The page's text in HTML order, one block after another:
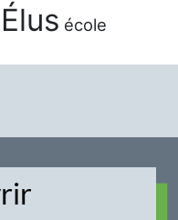
Élus école